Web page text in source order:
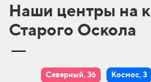
Наши центры на
Старого Оскола
Северный, 36 Космос, 3